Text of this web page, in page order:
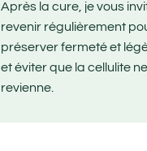
Après la cure, je vous
revenir régulièrement
préserver fermeté et
et éviter que la cellulite ne
revienne.